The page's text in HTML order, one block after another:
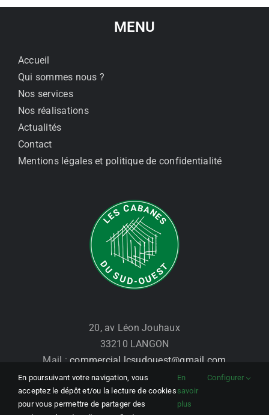
MENU
Accueil
Qui sommes nous ?
Nos services
Nos réalisations
Actualités
Contact
Mentions légales et politique de confidentialité
20, av Léon Jouhaux
33210 LANGON
Mail :commercial.lcsudouest@gmail.com
Tél. : 07 86 28 18 15
En poursuivant votre navigation, vous
acceptez le dépôt et/ou la lecture de cookies
pour vous permettre de partager des
En
savoir
plus
Configurer